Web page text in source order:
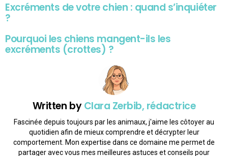
Excréments de votre chien : quand s’inquiéter
?
Pourquoi les chiens mangent-ils les
excréments (crottes) ?
Written byClara Zerbib, rédactrice
Fascinée depuis toujours par les animaux, j'aime les côtoyer au
quotidien afin de mieux comprendre et décrypter leur
comportement. Mon expertise dans ce domaine me permet de
partager avec vous mes meilleures astuces et conseils pour